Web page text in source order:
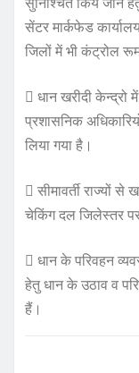
सेंटर मार्कफेड
जिलों में भी कंट्रोल
 धान खरीदी केन्द्रो
प्रशासनिक
लिया गया है।
 सीमावर्ती राज्यों
चेकिंग दल जिलेस्तर
 धान के परिवहन
हेतु धान के उठाव व
हैं।